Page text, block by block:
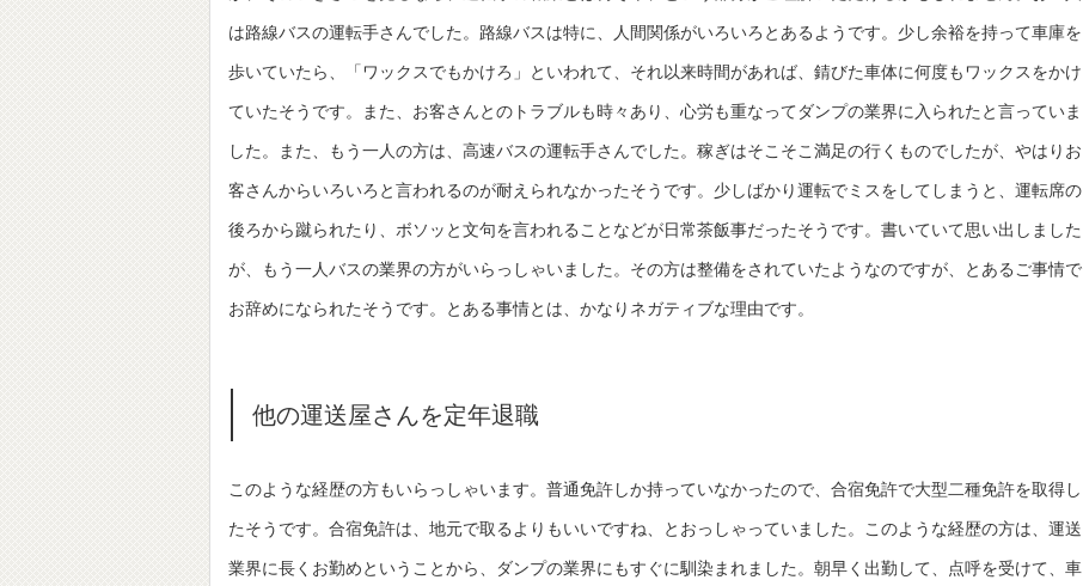
は路線バスの運転手さんでした。路線バスは特に、人間関係がいろいろとあるようです。少し余裕を持って車庫を
歩いていたら、「ワックスでもかけろ」といわれて、それ以来時間があれば、錆びた車体に何度もワックスをかけ
ていたそうです。また、お客さんとのトラブルも時々あり、心労も重なってダンプの業界に入られたと言っていま
した。また、もう一人の方は、高速バスの運転手さんでした。稼ぎはそこそこ満足の行くものでしたが、やはりお
客さんからいろいろと言われるのが耐えられなかったそうです。少しばかり運転でミスをしてしまうと、運転席の
後ろから蹴られたり、ボソッと文句を言われることなどが日常茶飯事だったそうです。書いていて思い出しました
が、もう一人バスの業界の方がいらっしゃいました。その方は整備をされていたようなのですが、とあるご事情で
お辞めになられたそうです。とある事情とは、かなりネガティブな理由です。
他の運送屋さんを定年退職
このような経歴の方もいらっしゃいます。普通免許しか持っていなかったので、合宿免許で大型二種免許を取得し
たそうです。合宿免許は、地元で取るよりもいいですね、とおっしゃっていました。このような経歴の方は、運送
業界に長くお勤めということから、ダンプの業界にもすぐに馴染まれました。朝早く出勤して、点呼を受けて、車